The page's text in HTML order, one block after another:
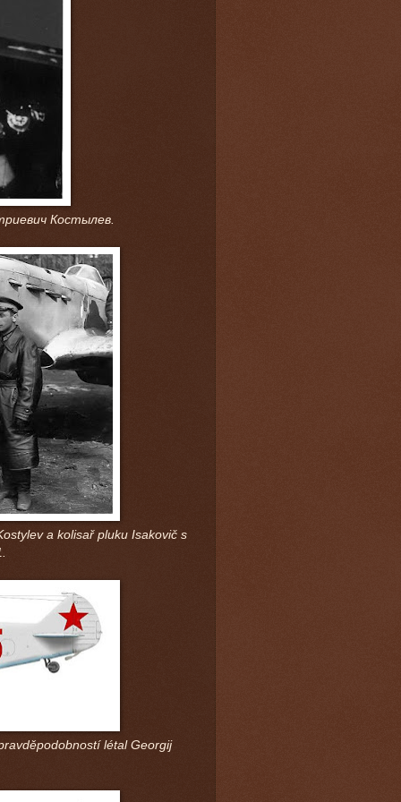
Костылев.
a kolisař pluku Isakovič s
létal Georgij